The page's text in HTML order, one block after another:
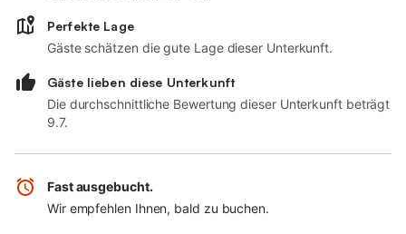
Perfekte Lage
Gäste schätzen die gute Lage dieser Unterkunft.
Gäste lieben diese Unterkunft
Die durchschnittliche Bewertung dieser Unterkunft beträgt
9.7.
Fast ausgebucht.
Wir empfehlen Ihnen, bald zu buchen.